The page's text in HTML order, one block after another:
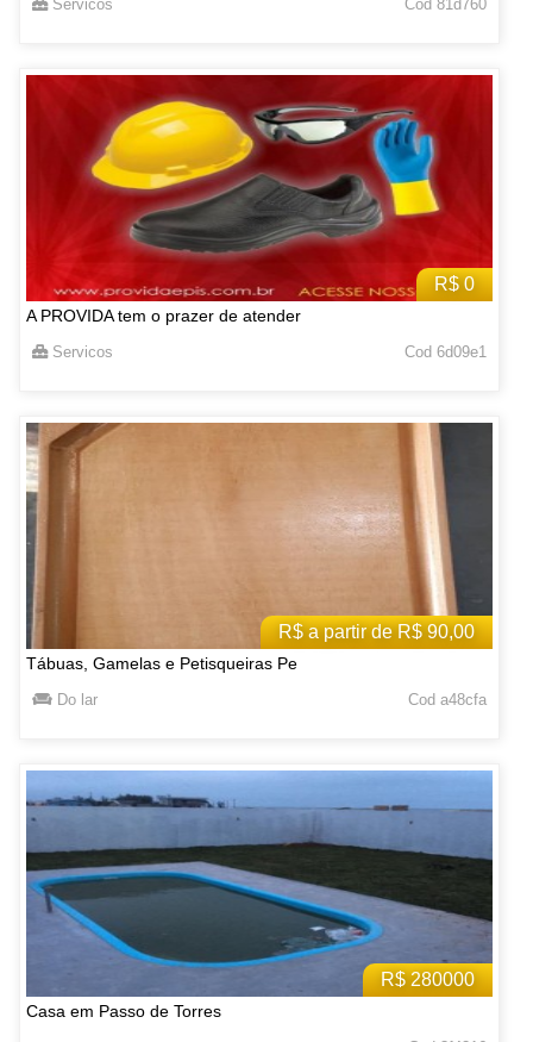
Servicos Cod 81d760
R$ 0
A PROVIDA tem o prazer de atender
Servicos Cod 6d09e1
R$ a partir de R$ 90,00
Tábuas, Gamelas e Petisqueiras Pe
Do lar Cod a48cfa
R$ 280000
Casa em Passo de Torres